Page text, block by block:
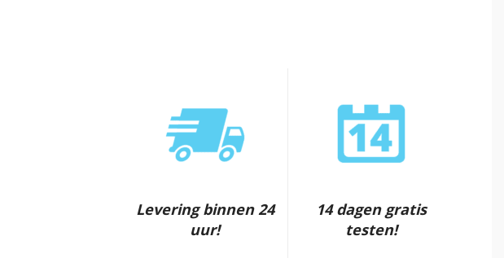
Levering binnen 24
uur!
14 dagen gratis
testen!